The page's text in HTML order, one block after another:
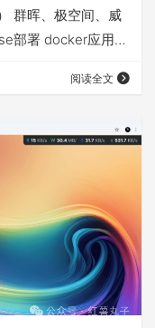
群晖、极空间、威
部署 docker应用
更新的docker镜像
的4种远程访问
阅读全文